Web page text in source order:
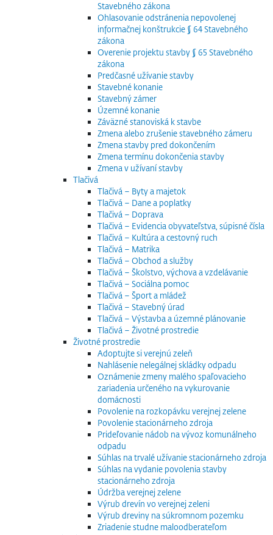
Stavebného zákona
Ohlasovanie odstránenia nepovolenej
informačnej konštrukcie § 64 Stavebného
zákona
Overenie projektu stavby § 65 Stavebného
zákona
Predčasné užívanie stavby
Stavebné konanie
Stavebný zámer
Územné konanie
Záväzné stanoviská k stavbe
Zmena alebo zrušenie stavebného zámeru
Zmena stavby pred dokončením
Zmena termínu dokončenia stavby
Zmena v užívaní stavby
Tlačivá
Tlačivá – Byty a majetok
Tlačivá – Dane a poplatky
Tlačivá – Doprava
Tlačivá – Evidencia obyvateľstva, súpisné čísla
Tlačivá – Kultúra a cestovný ruch
Tlačivá – Matrika
Tlačivá – Obchod a služby
Tlačivá – Školstvo, výchova a vzdelávanie
Tlačivá – Sociálna pomoc
Tlačivá – Šport a mládež
Tlačivá – Stavebný úrad
Tlačivá – Výstavba a územné plánovanie
Tlačivá – Životné prostredie
Životné prostredie
Adoptujte si verejnú zeleň
Nahlásenie nelegálnej skládky odpadu
Oznámenie zmeny malého spaľovacieho
zariadenia určeného na vykurovanie
domácnosti
Povolenie na rozkopávku verejnej zelene
Povolenie stacionárneho zdroja
Prideľovanie nádob na vývoz komunálneho
odpadu
Súhlas na trvalé užívanie stacionárneho zdroja
Súhlas na vydanie povolenia stavby
stacionárneho zdroja
Údržba verejnej zelene
Výrub drevín vo verejnej zeleni
Výrub dreviny na súkromnom pozemku
Zriadenie studne maloodberateľom